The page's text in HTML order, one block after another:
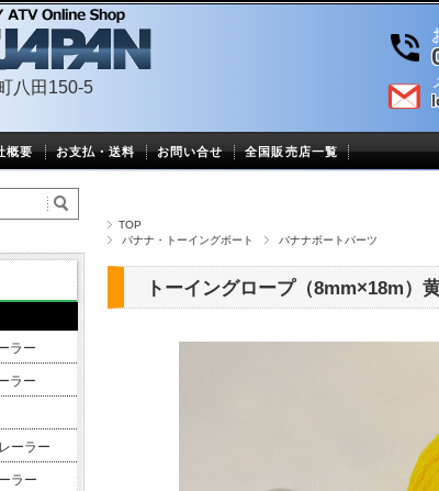
八田150-5
概要 お支払・送料 お問い合せ 全国販売店一覧
TOP
バナナ・トーイングボート
バナナボートパーツ
トーイングロープ（8mm×18m）
ラー
ラー
ーラー
ラー